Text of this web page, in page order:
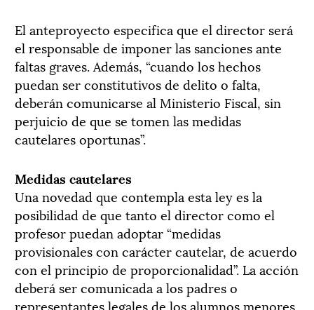
El anteproyecto especifica que el director será
el responsable de imponer las sanciones ante
faltas graves. Además, “cuando los hechos
puedan ser constitutivos de delito o falta,
deberán comunicarse al Ministerio Fiscal, sin
perjuicio de que se tomen las medidas
cautelares oportunas”.
Medidas cautelares
Una novedad que contempla esta ley es la
posibilidad de que tanto el director como el
profesor puedan adoptar “medidas
provisionales con carácter cautelar, de acuerdo
con el principio de proporcionalidad”. La acción
deberá ser comunicada a los padres o
representantes legales de los alumnos menores